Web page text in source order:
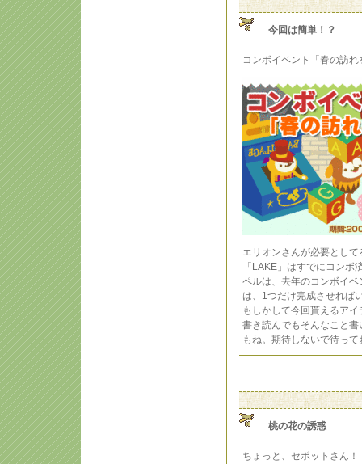
今回は簡単！？
コンボイベント「春の訪
エリオンさんが必要とし
「LAKE」はすでにコン
ペルは、去年のコンボイ
は、1つだけ完成させれば
もしかして今回貰えるア
書き読んでもそんなこと
もね。期待しないで待っ
桃の花の誘惑
ちょっと、セポットさん